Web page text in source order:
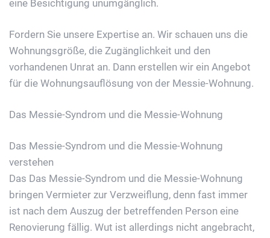
eine Besichtigung unumgänglich.
Fordern Sie unsere Expertise an. Wir schauen uns die
Wohnungsgröße, die Zugänglichkeit und den
vorhandenen Unrat an. Dann erstellen wir ein Angebot
für die Wohnungsauflösung von der Messie-Wohnung.
Das Messie-Syndrom und die Messie-Wohnung
Das Messie-Syndrom und die Messie-Wohnung
verstehen
Das Das Messie-Syndrom und die Messie-Wohnung
bringen Vermieter zur Verzweiflung, denn fast immer
ist nach dem Auszug der betreffenden Person eine
Renovierung fällig. Wut ist allerdings nicht angebracht,